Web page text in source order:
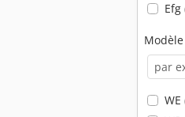
Efg
Modèle
WE